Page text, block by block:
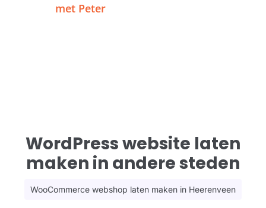
met Peter
WordPress website laten
maken in andere steden
WooCommerce webshop laten maken in Heerenveen